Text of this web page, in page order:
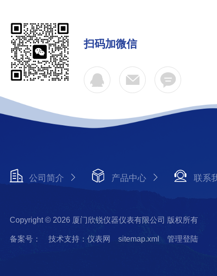
扫码加微信
公司简介 产品中心 联系
Copyright © 2026 厦门欣锐仪器仪表有限公司 版权所有
备案号： 技术支持：仪表网 sitemap.xml 管理登陆